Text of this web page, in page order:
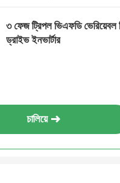
৩ ফেজ ট্রিপল ভিএফডি ভেরিয়েবল
ড্রাইভ ইনভার্টার
চালিয়ে